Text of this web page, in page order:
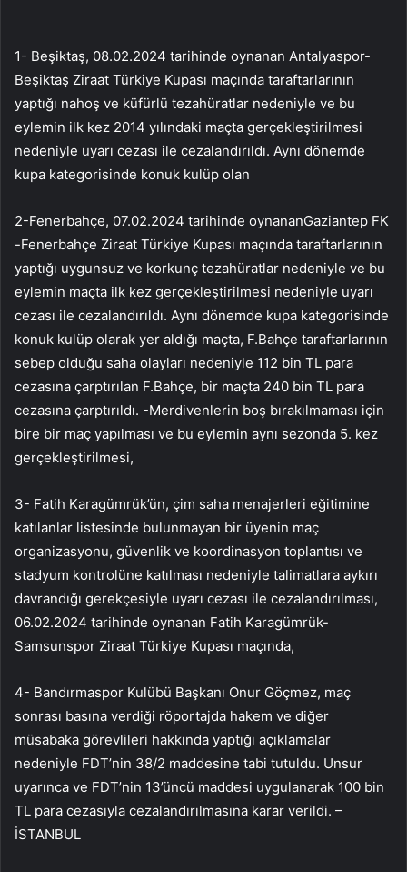
1- Beşiktaş, 08.02.2024 tarihinde oynanan Antalyaspor-
Beşiktaş Ziraat Türkiye Kupası maçında taraftarlarının
yaptığı nahoş ve küfürlü tezahüratlar nedeniyle ve bu
eylemin ilk kez 2014 yılındaki maçta gerçekleştirilmesi
nedeniyle uyarı cezası ile cezalandırıldı. Aynı dönemde
kupa kategorisinde konuk kulüp olan
2-Fenerbahçe, 07.02.2024 tarihinde oynananGaziantep FK
-Fenerbahçe Ziraat Türkiye Kupası maçında taraftarlarının
yaptığı uygunsuz ve korkunç tezahüratlar nedeniyle ve bu
eylemin maçta ilk kez gerçekleştirilmesi nedeniyle uyarı
cezası ile cezalandırıldı. Aynı dönemde kupa kategorisinde
konuk kulüp olarak yer aldığı maçta, F.Bahçe taraftarlarının
sebep olduğu saha olayları nedeniyle 112 bin TL para
cezasına çarptırılan F.Bahçe, bir maçta 240 bin TL para
cezasına çarptırıldı. -Merdivenlerin boş bırakılmaması için
bire bir maç yapılması ve bu eylemin aynı sezonda 5. kez
gerçekleştirilmesi,
3- Fatih Karagümrük’ün, çim saha menajerleri eğitimine
katılanlar listesinde bulunmayan bir üyenin maç
organizasyonu, güvenlik ve koordinasyon toplantısı ve
stadyum kontrolüne katılması nedeniyle talimatlara aykırı
davrandığı gerekçesiyle uyarı cezası ile cezalandırılması,
06.02.2024 tarihinde oynanan Fatih Karagümrük-
Samsunspor Ziraat Türkiye Kupası maçında,
4- Bandırmaspor Kulübü Başkanı Onur Göçmez, maç
sonrası basına verdiği röportajda hakem ve diğer
müsabaka görevlileri hakkında yaptığı açıklamalar
nedeniyle FDT’nin 38/2 maddesine tabi tutuldu. Unsur
uyarınca ve FDT’nin 13’üncü maddesi uygulanarak 100 bin
TL para cezasıyla cezalandırılmasına karar verildi. –
İSTANBUL